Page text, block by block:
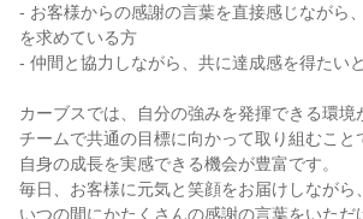
- お客様からの感謝の言葉を直接感じながら
を求めている方
- 仲間と協力しながら、共に達成感を得たい
カーブスでは、自分の強みを発揮できる環境
チームで共通の目標に向かって取り組むこと
自身の成長を実感できる機会が豊富です。
毎日、お客様に元気と笑顔をお届けしながら、
いつの間にかたくさんの感謝の言葉をいただ